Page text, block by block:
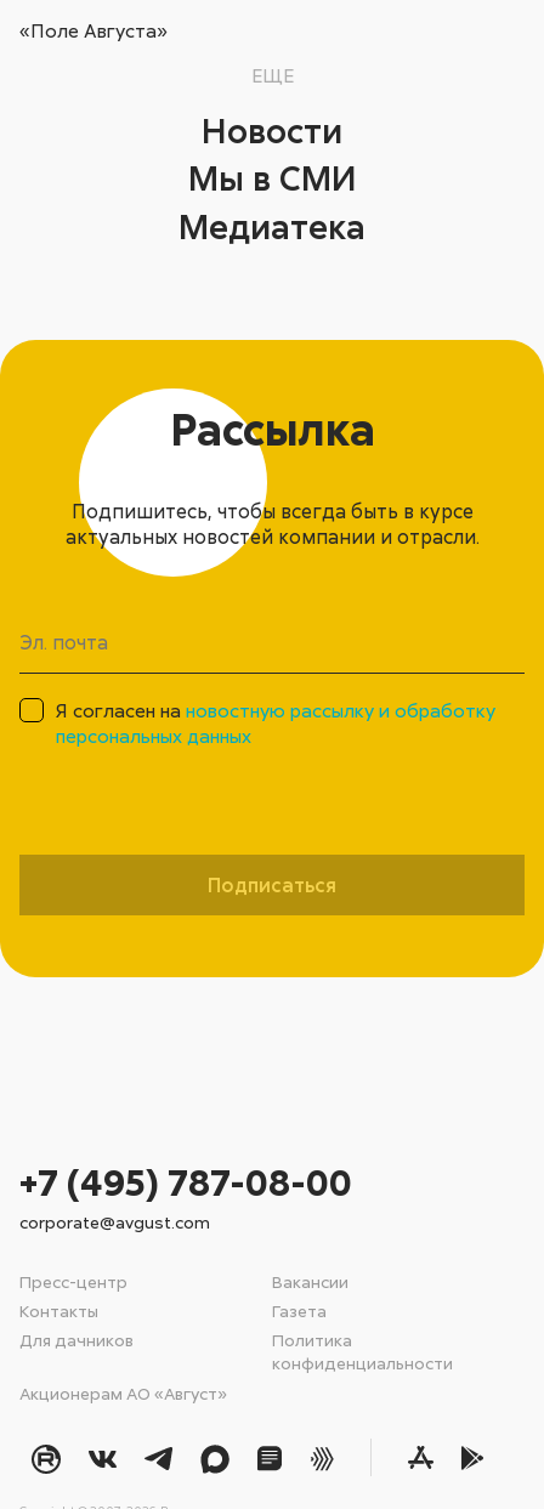
«Поле Августа»
ЕЩЕ
Новости
Мы в СМИ
Медиатека
Рассылка
Подпишитесь, чтобы всегда быть в курсе
актуальных новостей компании и отрасли.
Я согласен нановостную рассылку и обработку
персональных данных
Подписаться
Пресс-центр
Вакансии
Контакты
Газета
Для дачников
Политика
конфиденциальности
Акционерам АО «Август»
+7 (495) 787-08-00
corporate@avgust.com